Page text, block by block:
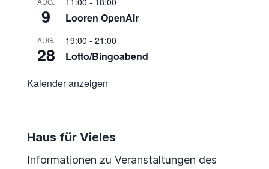
9 Looren OpenAir
AUG.
28
19:00 - 21:00
Lotto/Bingoabend
Kalender anzeigen
Haus für Vieles
Informationen zu Veranstaltungen des